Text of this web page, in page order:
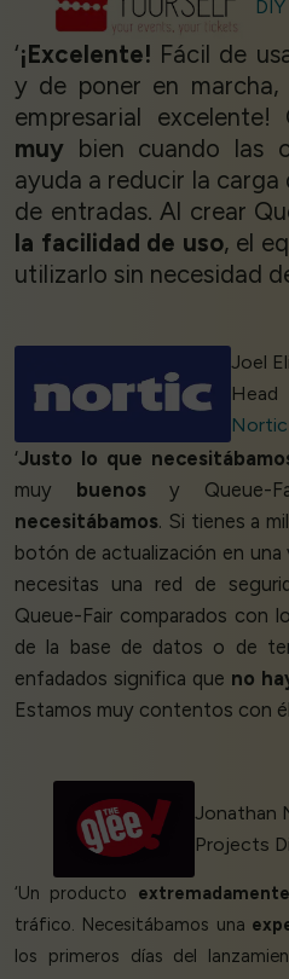
‘¡Excelente! Fácil de
y de poner en marcha,
empresarial excelente!
muy bien cuando las
ayuda a reducir la
de entradas. Al crear
la facilidad de uso, el
utilizarlo sin necesidad
Joel
Nortic
‘Justo lo que
muy buenosy Queue-
necesitábamos. Si tienes a
botón de actualización en una
necesitas una red de
Queue-Fair comparados con
de la base de datos o de
enfadados significa que no
Estamos muy contentos con
Jonathan
Projects
‘Un producto
tráfico. Necesitábamos una
los primeros días del